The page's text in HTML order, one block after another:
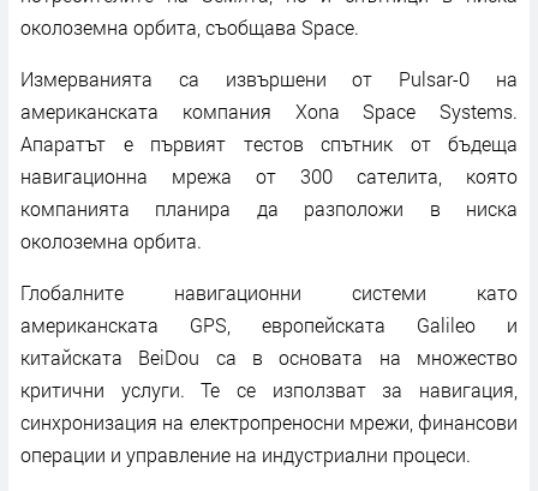
околоземна орбита, съобщава Space.
Измерванията са извършени от Pulsar-0 на
американската компания Xona Space Systems.
Апаратът е първият тестов спътник от бъдеща
навигационна мрежа от 300 сателита, която
компанията планира да разположи в ниска
околоземна орбита.
Глобалните навигационни системи като
американската GPS, европейската Galileo и
китайската BeiDou са в основата на множество
критични услуги. Те се използват за навигация,
синхронизация на електропреносни мрежи, финансови
операции и управление на индустриални процеси.